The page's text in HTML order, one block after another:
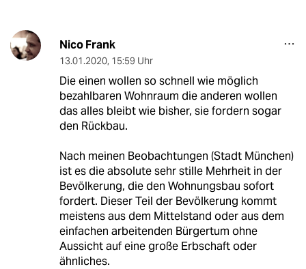
Nico Frank
13.01.2020, 15:59 Uhr
Die einen wollen so schnell wie möglich
bezahlbaren Wohnraum die anderen wollen
das alles bleibt wie bisher, sie fordern sogar
den Rückbau.
Nach meinen Beobachtungen (Stadt München)
ist es die absolute sehr stille Mehrheit in der
Bevölkerung, die den Wohnungsbau sofort
fordert. Dieser Teil der Bevölkerung kommt
meistens aus dem Mittelstand oder aus dem
einfachen arbeitenden Bürgertum ohne
Aussicht auf eine große Erbschaft oder
ähnliches.